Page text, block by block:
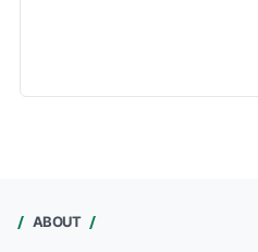
ABOUT